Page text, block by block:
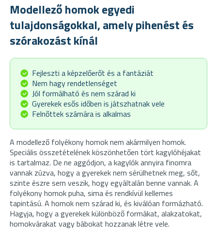
Modellező homok egyedi
tulajdonságokkal, amely pihenést és
szórakozást kínál
Fejleszti a képzelőerőt és a fantáziát
Nem hagy rendetlenséget
Jól formálható és nem szárad ki
Gyerekek esős időben is játszhatnak vele
Felnőttek számára is alkalmas
A modellező folyékony homok nem akármilyen homok.
Speciális összetételének köszönhetően tört kagylóhéjakat
is tartalmaz. De ne aggódjon, a kagylók annyira finomra
vannak zúzva, hogy a gyerekek nem sérülhetnek meg, sőt,
szinte észre sem veszik, hogy egyáltalán benne vannak. A
folyékony homok puha, sima és rendkívül kellemes
tapintású. A homok nem szárad ki, és kiválóan formázható.
Hagyja, hogy a gyerekek különböző formákat, alakzatokat,
homokvárakat vagy bábokat hozzanak létre vele.